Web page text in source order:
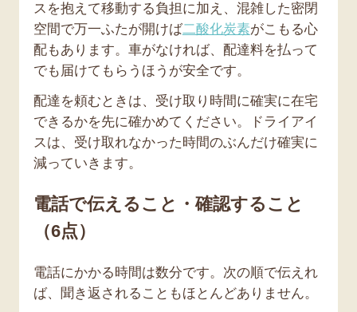
スを抱えて移動する負担に加え、混雑した密閉
空間で万一ふたが開けば二酸化炭素がこもる心
配もあります。車がなければ、配達料を払って
でも届けてもらうほうが安全です。
配達を頼むときは、受け取り時間に確実に在宅
できるかを先に確かめてください。ドライアイ
スは、受け取れなかった時間のぶんだけ確実に
減っていきます。
電話で伝えること・確認すること
（6点）
電話にかかる時間は数分です。次の順で伝えれ
ば、聞き返されることもほとんどありません。